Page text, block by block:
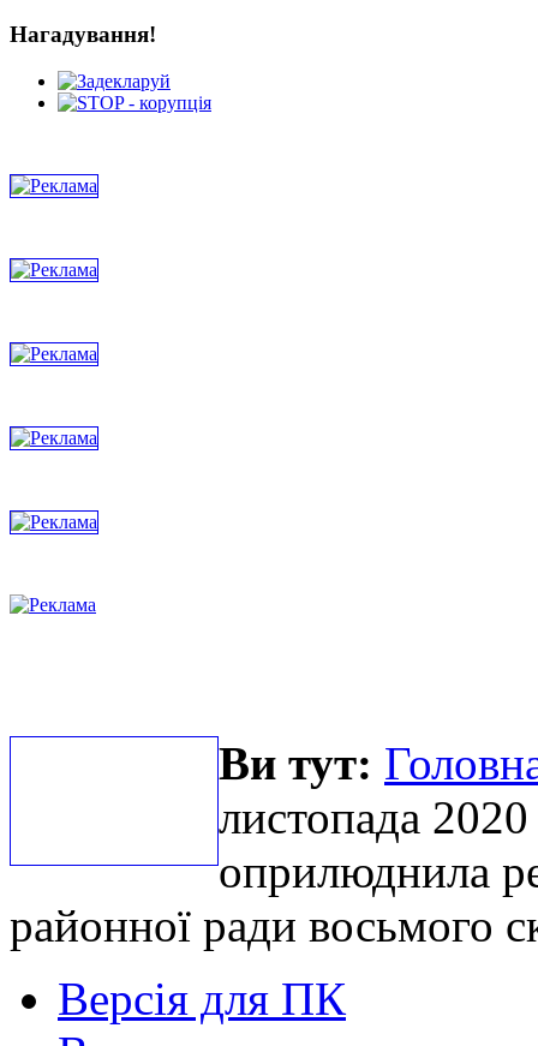
Нагадування!
Ви тут:
листопада
оприлюднила
районної ради восьмого
Версія для ПК